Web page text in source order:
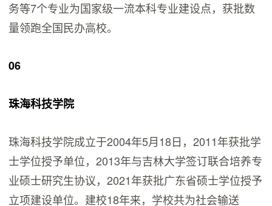
务等7个专业为国家级一流本科专业建设点，获批数
量领跑全国民办高校。
06
珠海科技学院
珠海科技学院成立于2004年5月18日，2011年获批学
士学位授予单位，2013年与吉林大学签订联合培养专
业硕士研究生协议，2021年获批广东省硕士学位授予
立项建设单位。建校18年来，学校共为社会输送